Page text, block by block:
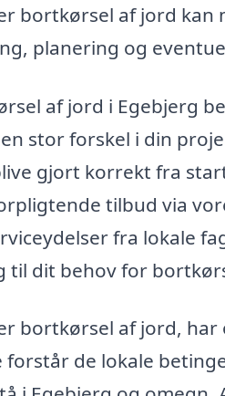
bortkørsel af jord
planering og
af jord i Egebjerg
stor forskel i din
gjort korrekt fra
tilbud via
fra lokale
til dit behov for
bortkørsel af jord,
de lokale